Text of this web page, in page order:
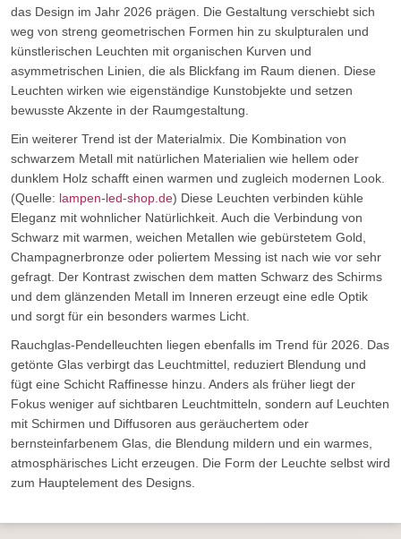
das Design im Jahr 2026 prägen. Die Gestaltung verschiebt sich
weg von streng geometrischen Formen hin zu skulpturalen und
künstlerischen Leuchten mit organischen Kurven und
asymmetrischen Linien, die als Blickfang im Raum dienen. Diese
Leuchten wirken wie eigenständige Kunstobjekte und setzen
bewusste Akzente in der Raumgestaltung.
Ein weiterer Trend ist der Materialmix. Die Kombination von
schwarzem Metall mit natürlichen Materialien wie hellem oder
dunklem Holz schafft einen warmen und zugleich modernen Look.
(Quelle: lampen-led-shop.de) Diese Leuchten verbinden kühle
Eleganz mit wohnlicher Natürlichkeit. Auch die Verbindung von
Schwarz mit warmen, weichen Metallen wie gebürstetem Gold,
Champagnerbronze oder poliertem Messing ist nach wie vor sehr
gefragt. Der Kontrast zwischen dem matten Schwarz des Schirms
und dem glänzenden Metall im Inneren erzeugt eine edle Optik
und sorgt für ein besonders warmes Licht.
Rauchglas-Pendelleuchten liegen ebenfalls im Trend für 2026. Das
getönte Glas verbirgt das Leuchtmittel, reduziert Blendung und
fügt eine Schicht Raffinesse hinzu. Anders als früher liegt der
Fokus weniger auf sichtbaren Leuchtmitteln, sondern auf Leuchten
mit Schirmen und Diffusoren aus geräuchertem oder
bernsteinfarbenem Glas, die Blendung mildern und ein warmes,
atmosphärisches Licht erzeugen. Die Form der Leuchte selbst wird
zum Hauptelement des Designs.